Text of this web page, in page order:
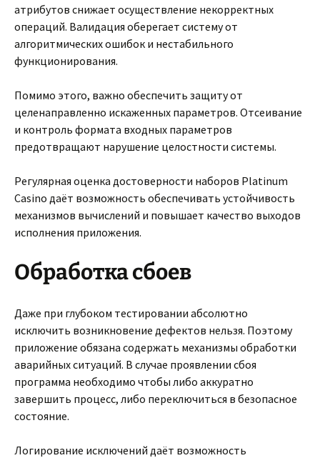
атрибутов снижает осуществление некорректных
операций. Валидация оберегает систему от
алгоритмических ошибок и нестабильного
функционирования.
Помимо этого, важно обеспечить защиту от
целенаправленно искаженных параметров. Отсеивание
и контроль формата входных параметров
предотвращают нарушение целостности системы.
Регулярная оценка достоверности наборов Platinum
Casino даёт возможность обеспечивать устойчивость
механизмов вычислений и повышает качество выходов
исполнения приложения.
Обработка сбоев
Даже при глубоком тестировании абсолютно
исключить возникновение дефектов нельзя. Поэтому
приложение обязана содержать механизмы обработки
аварийных ситуаций. В случае проявлении сбоя
программа необходимо чтобы либо аккуратно
завершить процесс, либо переключиться в безопасное
состояние.
Логирование исключений даёт возможность